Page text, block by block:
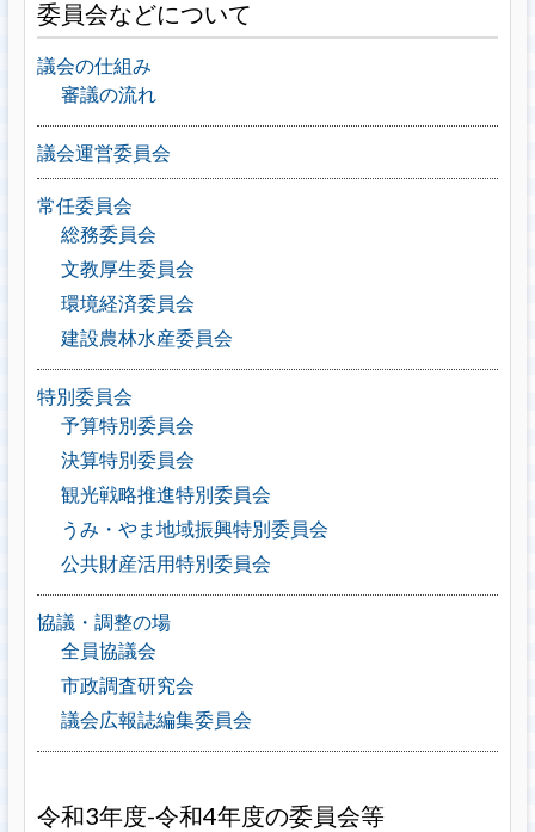
委員会などについて
議会の仕組み
審議の流れ
議会運営委員会
常任委員会
総務委員会
文教厚生委員会
環境経済委員会
建設農林水産委員会
特別委員会
予算特別委員会
決算特別委員会
観光戦略推進特別委員会
うみ・やま地域振興特別委員会
公共財産活用特別委員会
協議・調整の場
全員協議会
市政調査研究会
議会広報誌編集委員会
令和3年度-令和4年度の委員会等